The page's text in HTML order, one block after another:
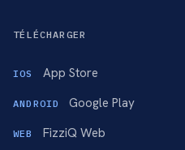
TÉLÉCHARGER
IOS App Store
ANDROID Google Play
WEB FizziQ Web